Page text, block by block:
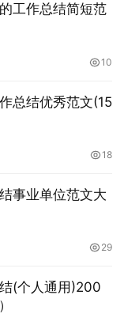
工作总结简短范
10
总结优秀范文(15
18
事业单位范文大
29
(个人通用)200